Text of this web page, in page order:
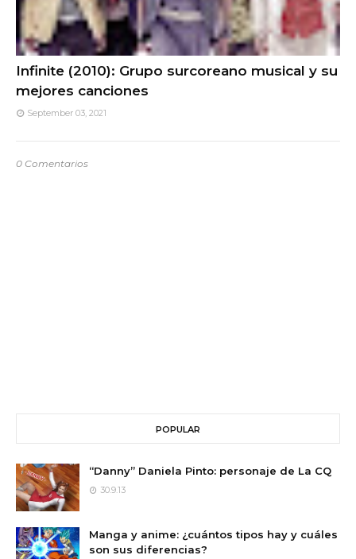
Infinite (2010): Grupo surcoreano musical y su
mejores canciones
September 03, 2021
0 Comentarios
POPULAR
“Danny” Daniela Pinto: personaje de La CQ
30.9.13
Manga y anime: ¿cuántos tipos hay y cuáles
son sus diferencias?